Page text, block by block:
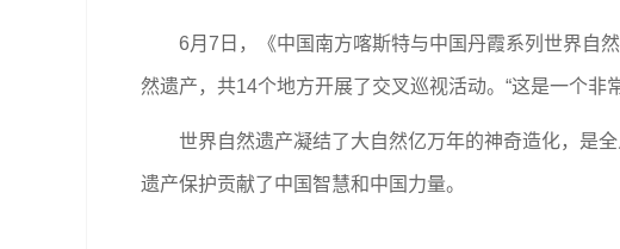
6月7日，《中国南方喀斯特与中国丹霞系列世界自然
然遗产，共14个地方开展了交叉巡视活动。“这是一个非
世界自然遗产凝结了大自然亿万年的神奇造化，是全
遗产保护贡献了中国智慧和中国力量。